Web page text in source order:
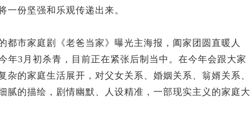
一份坚强和乐观传递出来。
市家庭剧《老爸当家》曝光主海报，阖家团圆直暖人
年3月初杀青，目前正在紧张后制当中。在今年会跟大家
杂的家庭生活展开，对父女关系、婚姻关系、翁婿关系、
腻的描绘，剧情幽默、人设精准，一部现实主义的家庭大